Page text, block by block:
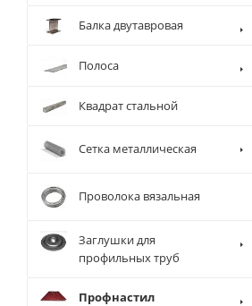
Балка двутавровая
Полоса
Квадрат стальной
Сетка металлическая
Проволока вязальная
Заглушки для
профильных труб
Профнастил